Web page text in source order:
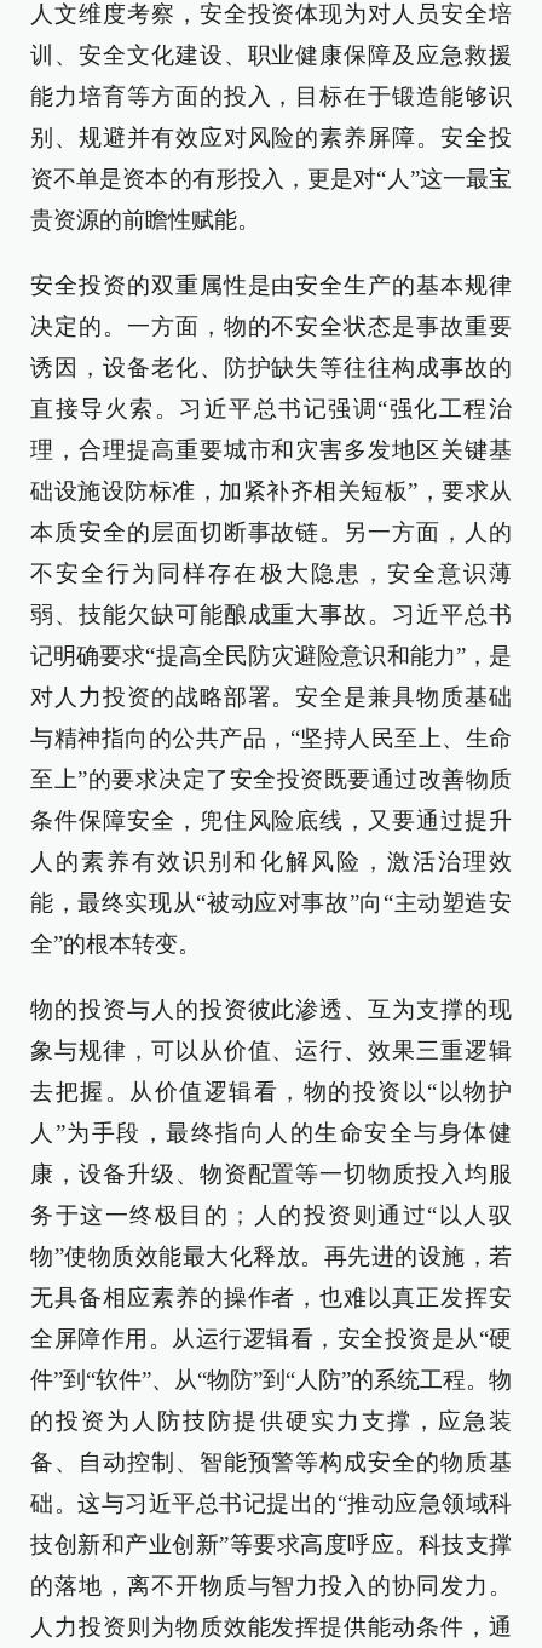
人文维度考察，安全投资体现为对人员安全培
训、安全文化建设、职业健康保障及应急救援
能力培育等方面的投入，目标在于锻造能够识
别、规避并有效应对风险的素养屏障。安全投
资不单是资本的有形投入，更是对“人”这一最宝
贵资源的前瞻性赋能。
安全投资的双重属性是由安全生产的基本规律
决定的。一方面，物的不安全状态是事故重要
诱因，设备老化、防护缺失等往往构成事故的
直接导火索。习近平总书记强调“强化工程治
理，合理提高重要城市和灾害多发地区关键基
础设施设防标准，加紧补齐相关短板”，要求从
本质安全的层面切断事故链。另一方面，人的
不安全行为同样存在极大隐患，安全意识薄
弱、技能欠缺可能酿成重大事故。习近平总书
记明确要求“提高全民防灾避险意识和能力”，是
对人力投资的战略部署。安全是兼具物质基础
与精神指向的公共产品，“坚持人民至上、生命
至上”的要求决定了安全投资既要通过改善物质
条件保障安全，兜住风险底线，又要通过提升
人的素养有效识别和化解风险，激活治理效
能，最终实现从“被动应对事故”向“主动塑造安
全”的根本转变。
物的投资与人的投资彼此渗透、互为支撑的现
象与规律，可以从价值、运行、效果三重逻辑
去把握。从价值逻辑看，物的投资以“以物护
人”为手段，最终指向人的生命安全与身体健
康，设备升级、物资配置等一切物质投入均服
务于这一终极目的；人的投资则通过“以人驭
物”使物质效能最大化释放。再先进的设施，若
无具备相应素养的操作者，也难以真正发挥安
全屏障作用。从运行逻辑看，安全投资是从“硬
件”到“软件”、从“物防”到“人防”的系统工程。物
的投资为人防技防提供硬实力支撑，应急装
备、自动控制、智能预警等构成安全的物质基
础。这与习近平总书记提出的“推动应急领域科
技创新和产业创新”等要求高度呼应。科技支撑
的落地，离不开物质与智力投入的协同发力。
人力投资则为物质效能发挥提供能动条件，通